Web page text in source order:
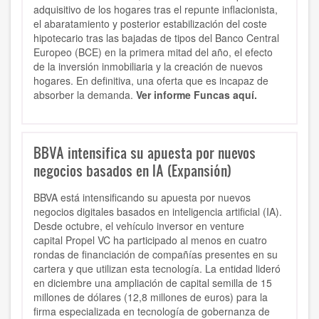
adquisitivo de los hogares tras el repunte inflacionista,
el abaratamiento y posterior estabilización del coste
hipotecario tras las bajadas de tipos del Banco Central
Europeo (BCE) en la primera mitad del año, el efecto
de la inversión inmobiliaria y la creación de nuevos
hogares. En definitiva, una oferta que es incapaz de
absorber la demanda. Ver informe Funcas aquí.
BBVA intensifica su apuesta por nuevos
negocios basados en IA (Expansión)
BBVA está intensificando su apuesta por nuevos
negocios digitales basados en inteligencia artificial (IA).
Desde octubre, el vehículo inversor en venture
capital Propel VC ha participado al menos en cuatro
rondas de financiación de compañías presentes en su
cartera y que utilizan esta tecnología. La entidad lideró
en diciembre una ampliación de capital semilla de 15
millones de dólares (12,8 millones de euros) para la
firma especializada en tecnología de gobernanza de